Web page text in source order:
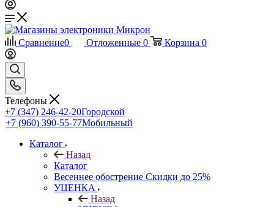
Сравнение0 Отложенные 0 Корзина 0
Телефоны
+7 (347) 246-42-20Городской
+7 (960) 390-55-77Мобильный
Каталог
Назад
Каталог
Весеннее обострение Скидки до 25%
УЦЕНКА
Назад